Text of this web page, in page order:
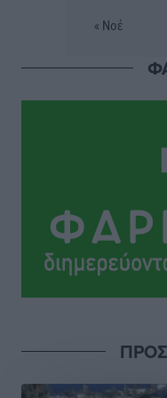
πριν 4 ώρες
Εθνική Παίδων: Ο
Διαγόρας: Ανανέωσε
ΔΕΑΣ Δάφνη Ρόδου:
Αθλητικά• πριν 4 ώρες
Σταυρός Καλυθιών:
« Νοέ